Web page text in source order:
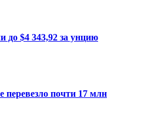
до $4 343,92 за унцию
перевезло почти 17 млн